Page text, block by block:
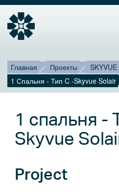
Строка
Главная Проекты
1 Спальня - Тип C -Skyvue Solair
1 спальня -
Skyvue
Project